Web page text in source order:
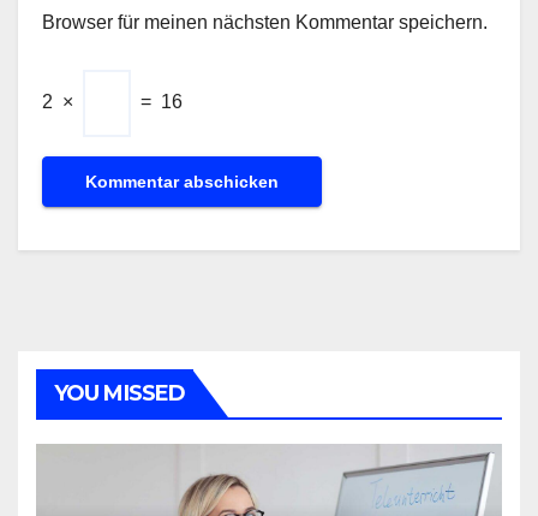
Browser für meinen nächsten Kommentar speichern.
2 × = 16
YOU MISSED